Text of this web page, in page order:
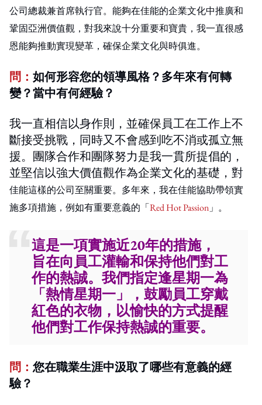
公司總裁兼首席執行官。能夠在佳能的企業文化中推廣和
鞏固亞洲價值觀，對我來說十分重要和寶貴，我一直很感
恩能夠推動實現變革，確保企業文化與時俱進。
問： 如何形容您的領導風格？多年來有何轉
變？當中有何經驗？
我一直相信以身作則，並確保員工在工作上不
斷接受挑戰，同時又不會感到吃不消或孤立無
援。團隊合作和團隊努力是我一貫所提倡的，
並堅信以強大價值觀作為企業文化的基礎，對
佳能這樣的公司至關重要。多年來，我在佳能協助帶領實
施多項措施，例如有重要意義的「Red Hot Passion 」。
這是一項實施近20年的措施，
旨在向員工灌輸和保持他們對工
作的熱誠。我們指定逢星期一為
「熱情星期一」，鼓勵員工穿戴
紅色的衣物，以愉快的方式提醒
他們對工作保持熱誠的重要。
問： 您在職業生涯中汲取了哪些有意義的經
驗？